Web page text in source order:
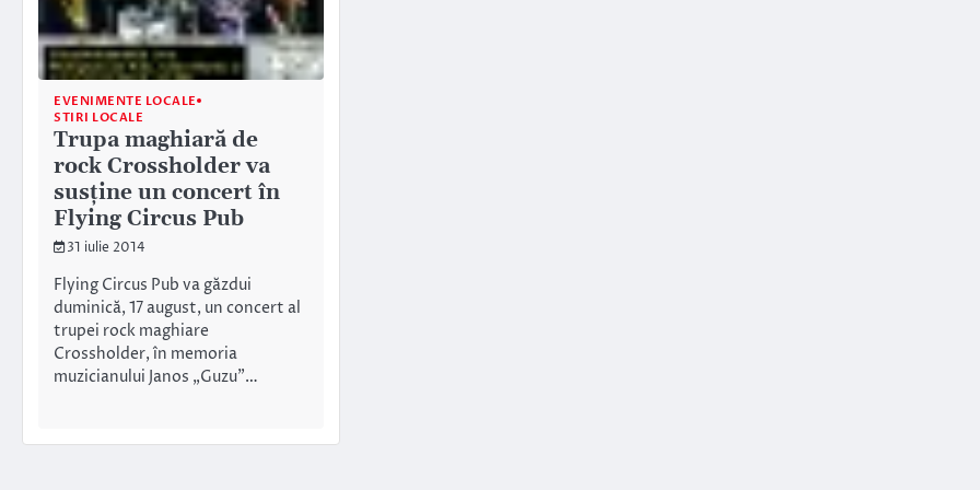
EVENIMENTE LOCALE
STIRI LOCALE
Trupa maghiară de
rock Crossholder va
susține un concert în
Flying Circus Pub
31 iulie 2014
Flying Circus Pub va găzdui
duminică, 17 august, un concert al
trupei rock maghiare
Crossholder, în memoria
muzicianului Janos „Guzu”…